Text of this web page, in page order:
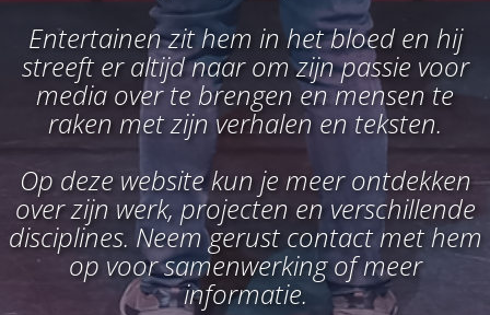
Entertainen zit hem in het bloed en hij
streeft er altijd naar om zijn passie voor
media over te brengen en mensen te
raken met zijn verhalen en teksten.
Op deze website kun je meer ontdekken
over zijn werk, projecten en verschillende
disciplines. Neem gerust contact met hem
op voor samenwerking of meer
informatie.